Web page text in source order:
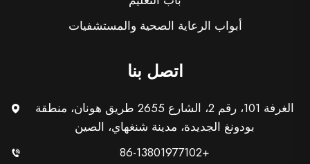
أبواب الرعاية الصحية والمستشفيات
اتصل بنا
الغرفة 101، رقم 2، الشارع 2655 طريق هونان، منطقة
بودونغ الجديدة، مدينة شنغهاي، الصين
+86-13801977102